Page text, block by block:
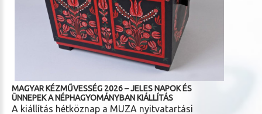
MAGYAR KÉZMŰVESSÉG 2026 – JELES NAPOK ÉS
ÜNNEPEK A NÉPHAGYOMÁNYBAN KIÁLLÍTÁS
A kiállítás hétköznap a MUZA nyitvatartási